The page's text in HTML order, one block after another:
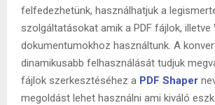
felfedezhetünk, használhatjuk a
szolgáltatásokat amik a PDF fájlok, illetve
dokumentumokhoz használtunk. A
dinamikusabb felhasználását tudjuk
fájlok szerkesztéséhez a PDF Shaper
megoldást lehet használni ami kiváló